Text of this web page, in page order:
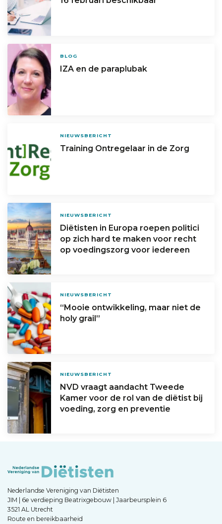
BLOG
IZA en de paraplubak
NIEUWSBERICHT
Training Ontregelaar in de Zorg
NIEUWSBERICHT
Diëtisten in Europa roepen politici
op zich hard te maken voor recht
op voedingszorg voor iedereen
NIEUWSBERICHT
“Mooie ontwikkeling, maar niet de
holy grail”
NIEUWSBERICHT
NVD vraagt aandacht Tweede
Kamer voor de rol van de diëtist bij
voeding, zorg en preventie
Nederlandse Vereniging van Diëtisten
JIM | 6e verdieping Beatrixgebouw | Jaarbeursplein 6
3521 AL Utrecht
Route en bereikbaarheid